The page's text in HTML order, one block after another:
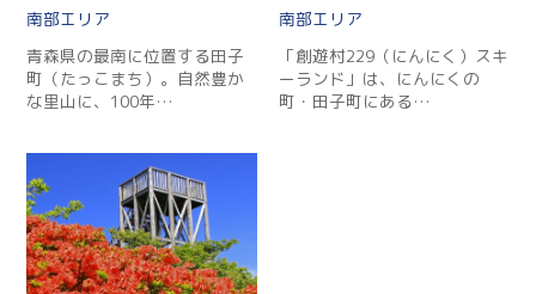
南部
青森県の最南に位置する田子
町（たっこまち）。自然豊か
な里山に、100年…
南部
「創遊村229（にんにく）スキ
ーランド」は、にんにくの
町・田子町にある…
Copy URL